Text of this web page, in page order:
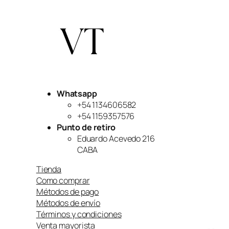
Whatsapp
+54 1134606582
+54 1159357576
Punto de retiro
Eduardo Acevedo 216
CABA
Tienda
Como comprar
Métodos de pago
Métodos de envío
Términos y condiciones
Venta mayorista